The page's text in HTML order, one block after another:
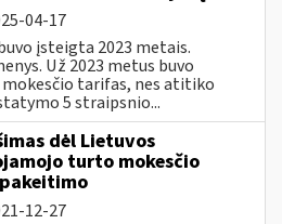
04-17
įsteigta 2023 metais.
Už 2023 metus buvo
tarifas, nes atitiko
5 straipsnio...
dėl Lietuvos
turto mokesčio
12-27